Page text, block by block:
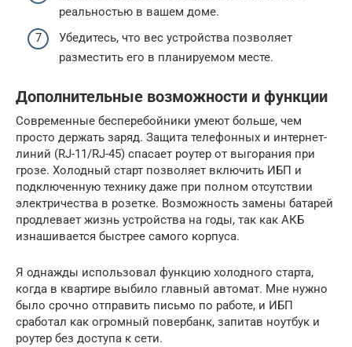
реальностью в вашем доме.
Убедитесь, что вес устройства позволяет
разместить его в планируемом месте.
Дополнительные возможности и функции
Современные бесперебойники умеют больше, чем
просто держать заряд. Защита телефонных и интернет-
линий (RJ-11/RJ-45) спасает роутер от выгорания при
грозе. Холодный старт позволяет включить ИБП и
подключенную технику даже при полном отсутствии
электричества в розетке. Возможность замены батарей
продлевает жизнь устройства на годы, так как АКБ
изнашивается быстрее самого корпуса.
Я однажды использовал функцию холодного старта,
когда в квартире выбило главный автомат. Мне нужно
было срочно отправить письмо по работе, и ИБП
сработал как огромный повербанк, запитав ноутбук и
роутер без доступа к сети.